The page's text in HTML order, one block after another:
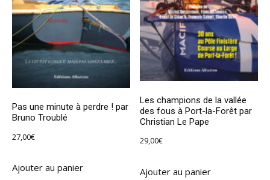
Pas une minute à perdre ! par
Bruno Troublé
27,00€
Ajouter au panier
Les champions de la vallée
des fous à Port-la-Forêt par
Christian Le Pape
29,00€
Ajouter au panier